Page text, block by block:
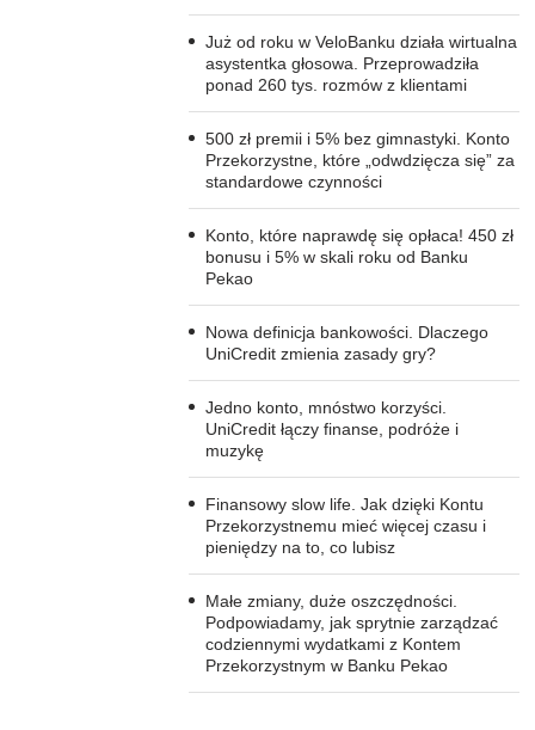
Już od roku w VeloBanku działa wirtualna
asystentka głosowa. Przeprowadziła
ponad 260 tys. rozmów z klientami
500 zł premii i 5% bez gimnastyki. Konto
Przekorzystne, które „odwdzięcza się” za
standardowe czynności
Konto, które naprawdę się opłaca! 450 zł
bonusu i 5% w skali roku od Banku
Pekao
Nowa definicja bankowości. Dlaczego
UniCredit zmienia zasady gry?
Jedno konto, mnóstwo korzyści.
UniCredit łączy finanse, podróże i
muzykę
Finansowy slow life. Jak dzięki Kontu
Przekorzystnemu mieć więcej czasu i
pieniędzy na to, co lubisz
Małe zmiany, duże oszczędności.
Podpowiadamy, jak sprytnie zarządzać
codziennymi wydatkami z Kontem
Przekorzystnym w Banku Pekao